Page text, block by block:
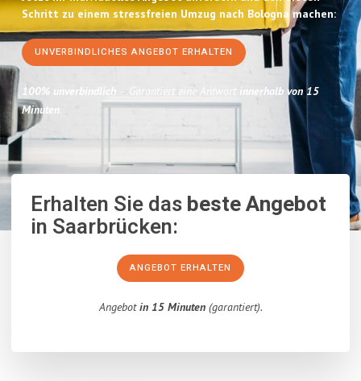
Schritt zu einem stressfreien Umzug nach Bologna machen:
UNVERBINDLICHES ANGEBOT ERHALTEN
100% unverbindlich – Garantiert eine Antwort
innerhalb von 15
Minuten.
Erhalten Sie dasbeste Angebot
in Saarbrücken:
ANGEBOT ERHALTEN
Angebotin 15 Minuten(garantiert).